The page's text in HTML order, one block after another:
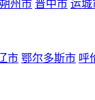
朔州市 晋中市 运城
市 鄂尔多斯市 呼